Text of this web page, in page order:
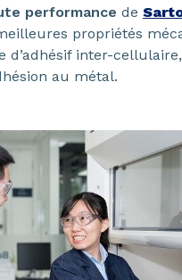
performance de
propriétés
d’adhésif inter-
au métal.